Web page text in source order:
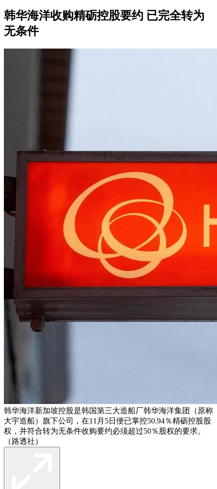
韩华海洋收购精砺控股要约 已完全转为
无条件
韩华海洋新加坡控股是韩国第三大造船厂韩华海洋集团（原称
大宇造船）旗下公司，在11月5日便已掌控50.94％精砺控股股
权，并符合转为无条件收购要约必须超过50％股权的要求。
（路透社）